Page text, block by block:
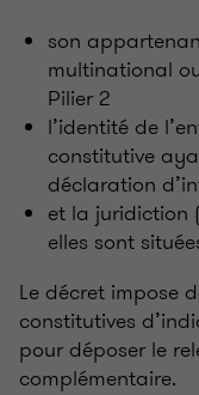
son
multinational
Pilier 2
l’identité de
constitutive
déclaration
et la juridiction
elles sont
Le décret impose
constitutives
pour déposer le
complémentaire.